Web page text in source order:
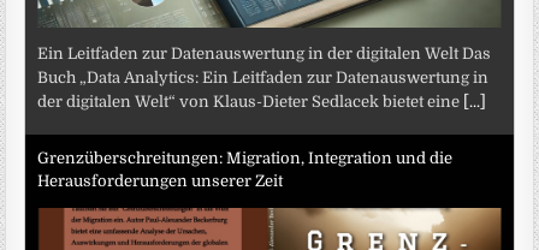
Ein Leitfaden zur Datenauswertung in der digitalen Welt Das
Buch „Data Analytics: Ein Leitfaden zur Datenauswertung in
der digitalen Welt“ von Klaus-Dieter Sedlacek bietet eine [...]
Grenzüberschreitungen: Migration, Integration und die
Herausforderungen unserer Zeit